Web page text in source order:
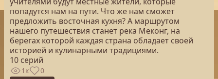
попадутся нам на пути. Что же нам сможет
предложить восточная кухня? А маршрутом
нашего путешествия станет река Меконг, на
берегах которой каждая страна обладает своей
историей и кулинарными традициями.
10 серий
1к 0